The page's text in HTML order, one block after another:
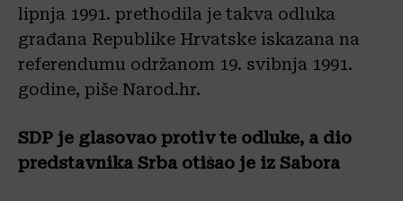
lipnja 1991. prethodila je takva odluka
građana Republike Hrvatske iskazana na
referendumu održanom 19. svibnja 1991.
godine, piše Narod.hr.
SDP je glasovao protiv te odluke, a dio
predstavnika Srba otišao je iz Sabora